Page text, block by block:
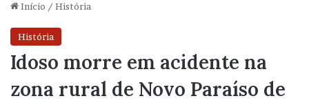
Início / História
História
Idoso morre em acidente na
zona rural de Novo Paraíso de